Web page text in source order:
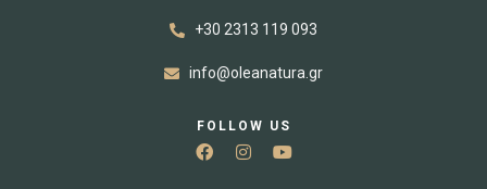
+30 2313 119 093
info@oleanatura.gr
FOLLOW US